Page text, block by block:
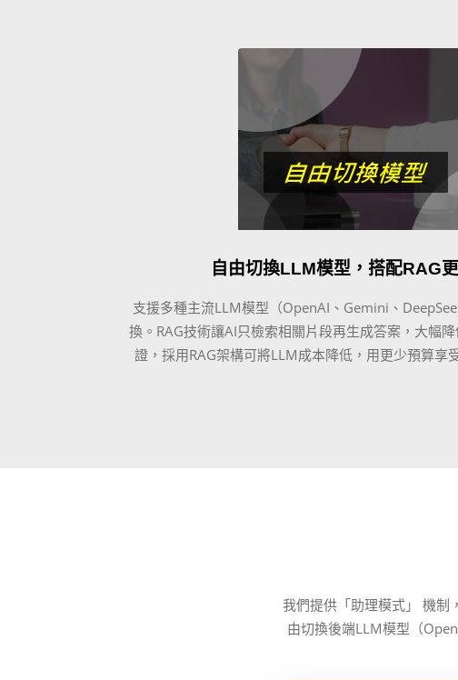
自由切換LLM模型，搭配RAG
支援多種主流LLM模型（OpenAI、Gemini、
換。RAG技術讓AI只檢索相關片段再生成答案，大幅
證，採用RAG架構可將LLM成本降低，用更少預算享
我們提供「助理模式」 機制
由切換後端LLM模型（